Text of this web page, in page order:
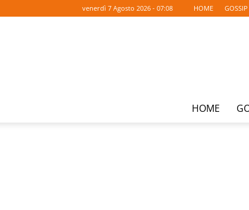
venerdì 7 Agosto 2026 - 07:08 HOME GOSSIP
HOME